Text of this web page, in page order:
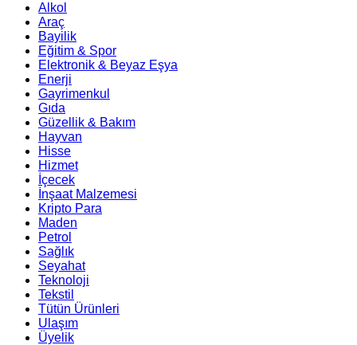
Alkol
Araç
Bayilik
Eğitim & Spor
Elektronik & Beyaz Eşya
Enerji
Gayrimenkul
Gıda
Güzellik & Bakım
Hayvan
Hisse
Hizmet
İçecek
İnşaat Malzemesi
Kripto Para
Maden
Petrol
Sağlık
Seyahat
Teknoloji
Tekstil
Tütün Ürünleri
Ulaşım
Üyelik